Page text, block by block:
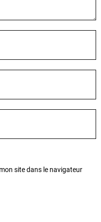
site dans le navigateur